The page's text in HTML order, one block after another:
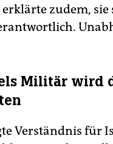
erklärte zudem,
Militär wird
Verständnis für